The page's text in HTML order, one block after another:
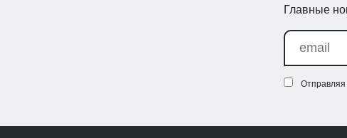
Главные
Отправляя